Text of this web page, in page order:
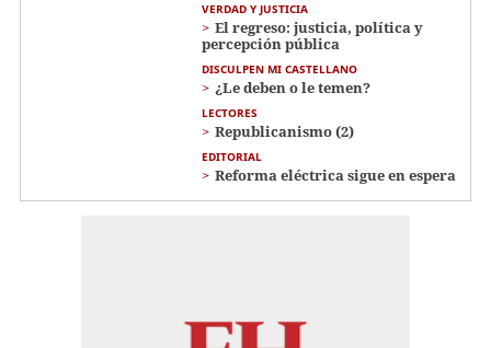
VERDAD Y JUSTICIA
El regreso: justicia, política y
percepción pública
DISCULPEN MI CASTELLANO
¿Le deben o le temen?
LECTORES
Republicanismo (2)
EDITORIAL
Reforma eléctrica sigue en espera